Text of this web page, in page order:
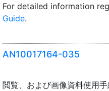
For detailed information
Guide.
AN10017164-035
閲覧、および画像資料使用